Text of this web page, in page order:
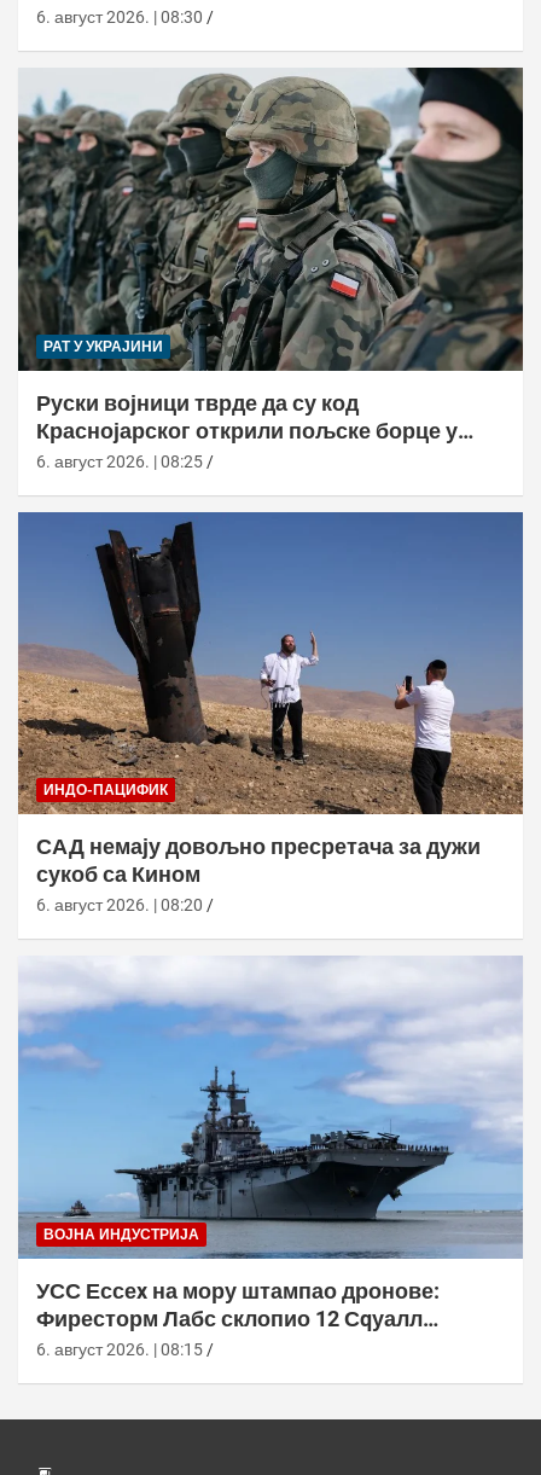
6. август 2026. | 08:30
РАТ У УКРАЈИНИ
Руски војници тврде да су код
Краснојарског открили пољске борце у
НАТО униформама
6. август 2026. | 08:25
ИНДО-ПАЦИФИК
САД немају довољно пресретача за дужи
сукоб са Кином
6. август 2026. | 08:20
ВОЈНА ИНДУСТРИЈА
УСС Ессеx на мору штампао дронове:
Фиресторм Лабс склопио 12 Сqуалл
летелица без допуне са копна
6. август 2026. | 08:15